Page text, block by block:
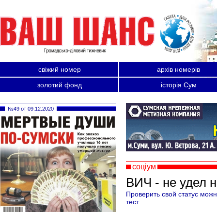
свіжий номер
архів номерів
золотий фонд
історія Сум
соціум
ВИЧ - не удел
Проверить свой статус
тест
№49 от 09.12.2020